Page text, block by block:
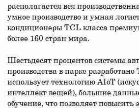
располагается вся
умное производство и умная
кондиционеры TCL класса
более 160 стран мира.
Шестьдесят процентов системы
производства в парке
использует технологию AIoT
интеллект вещей), большие
обучение, что позволяет повысить